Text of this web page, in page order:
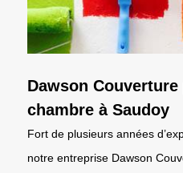
Dawson
chambre à Saudoy
Fort de plusieurs années
notre entreprise Dawson